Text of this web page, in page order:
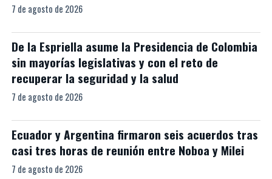
7 de agosto de 2026
De la Espriella asume la Presidencia de Colombia
sin mayorías legislativas y con el reto de
recuperar la seguridad y la salud
7 de agosto de 2026
Ecuador y Argentina firmaron seis acuerdos tras
casi tres horas de reunión entre Noboa y Milei
7 de agosto de 2026